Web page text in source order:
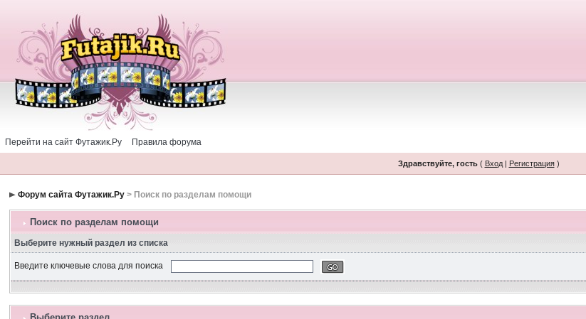
Перейти на сайт Футажик.Ру Правила форума
Здравствуйте, гость( Вход| Регистрация)
Форум сайта Футажик.Ру > Поиск по разделам помощи
Поиск по разделам помощи
Выберите нужный раздел из списка
Введите ключевые слова для поиска